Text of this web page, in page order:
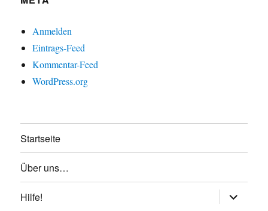
Anmelden
Eintrags-Feed
Kommentar-Feed
WordPress.org
Startseite
Über uns…
Hilfe! anzeigen